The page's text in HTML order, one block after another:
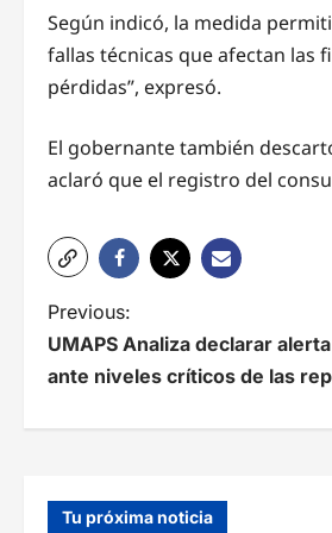
Según indicó, la medida
fallas técnicas que afectan las
pérdidas”, expresó.
El gobernante también
aclaró que el registro del
N
a
Previous:
UMAPS Analiza declarar
ante niveles críticos de las
Tu próxima noticia